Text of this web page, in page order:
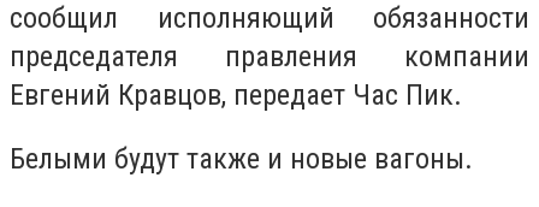
сообщил исполняющий обязанности
председателя правления компании
Евгений Кравцов, передает Час Пик.
Белыми будут также и новые вагоны.